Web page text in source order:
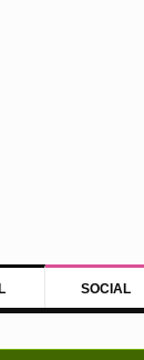
SOCIAL